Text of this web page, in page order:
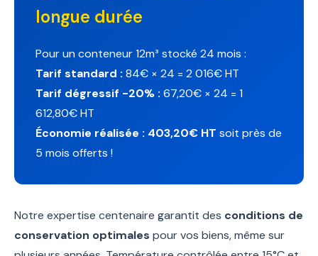
longue durée
Pour un conteneur 12m³ stocké 24 mois :
Tarif standard : 84€ × 24 = 2 016€ HT
Tarif dégressif -20% : 67,20€ × 24 = 1
612,80€ HT
Économie réalisée : 403,20€ HT soit près de
5 mois offerts !
Notre expertise centenaire garantit des conditions de
conservation optimales pour vos biens, même sur